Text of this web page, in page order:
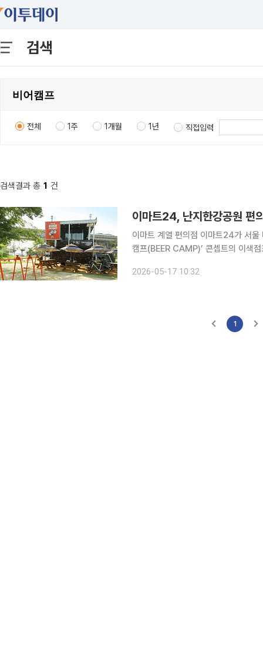
검색
전체 1주 1개월 1년 직접입력
검색결과 총 1 건
이마트24, 난지한강공원 편
이마트 계열 편의점 이마트24가 서울
캠프(BEER CAMP)’ 콘셉트의 이색점포 2개점을 열었다. 17
과 119㎡(36평) 규모의 복층 구조다.
2026-05-17 10:32
1